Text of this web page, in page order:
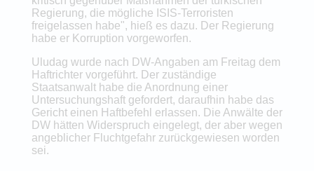
Regierung, die mögliche ISIS-Terroristen
freigelassen habe", hieß es dazu. Der Regierung
habe er Korruption vorgeworfen.
Uludag wurde nach DW-Angaben am Freitag dem
Haftrichter vorgeführt. Der zuständige
Staatsanwalt habe die Anordnung einer
Untersuchungshaft gefordert, daraufhin habe das
Gericht einen Haftbefehl erlassen. Die Anwälte der
DW hätten Widerspruch eingelegt, der aber wegen
angeblicher Fluchtgefahr zurückgewiesen worden
sei.